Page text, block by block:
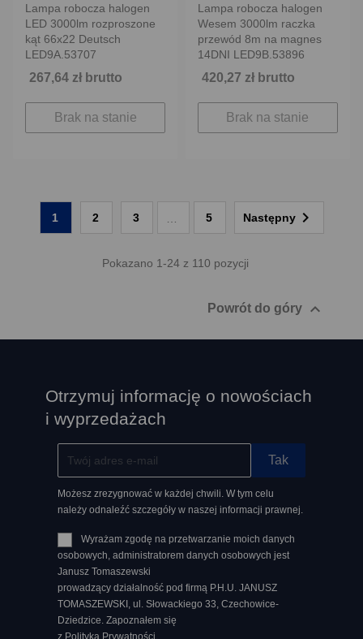
Lampa robocza halogen
LED 3000lm rozproszone
kąt 66x22 Deutsch
LED9A.53707
267,64 zł brutto
Brak na stanie
Lampa robocza halogen
Wesem 3000lm raczka
przewód 8m na magnes
14DNI LED9B.53896
420,27 zł brutto
Brak na stanie
Pokazano 1-24 z 110 pozycji
1 2 3 5 Następny
Powrót do góry 
Otrzymuj informację o nowościach
i wyprzedażach
Możesz zrezygnować w każdej chwili. W tym celu
należy odnaleźć szczegóły w naszej informacji prawnej.
Wyrażam zgodę na przetwarzanie moich danych
osobowych, administratorem danych osobowych jest
Janusz Tomaszewski
prowadzący działalność pod firmą P.H.U. JANUSZ
TOMASZEWSKI, ul. Słowackiego 33, Czechowice-
Dziedzice. Zapoznałem się
z Polityką Prywatności.